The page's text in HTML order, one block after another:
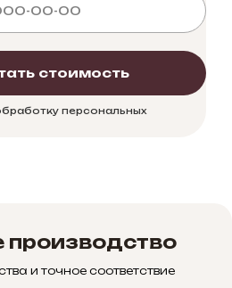
персональных
стоимость
производство
и точное соответствие